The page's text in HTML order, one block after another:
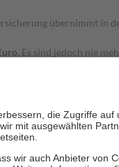
übernimmt in
Es sind jedoch nie
Zuzahlungen an bei: